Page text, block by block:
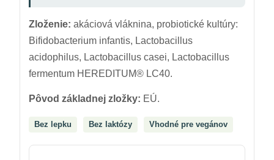
Zloženie: akáciová vláknina, probiotické kultúry:
Bifidobacterium infantis, Lactobacillus
acidophilus, Lactobacillus casei, Lactobacillus
fermentum HEREDITUM® LC40.
Pôvod základnej zložky: EÚ.
Bez lepku Bez laktózy Vhodné pre vegánov